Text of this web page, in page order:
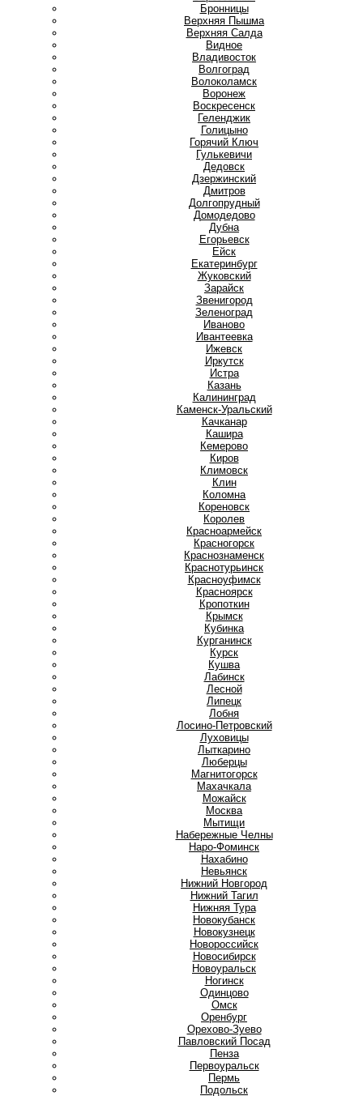
Бронницы
Верхняя Пышма
Верхняя Салда
Видное
Владивосток
Волгоград
Волоколамск
Воронеж
Воскресенск
Геленджик
Голицыно
Горячий Ключ
Гулькевичи
Дедовск
Дзержинский
Дмитров
Долгопрудный
Домодедово
Дубна
Егорьевск
Ейск
Екатеринбург
Жуковский
Зарайск
Звенигород
Зеленоград
Иваново
Ивантеевка
Ижевск
Иркутск
Истра
Казань
Калининград
Каменск-Уральский
Качканар
Кашира
Кемерово
Киров
Климовск
Клин
Коломна
Кореновск
Королев
Красноармейск
Красногорск
Краснознаменск
Краснотурьинск
Красноуфимск
Красноярск
Кропоткин
Крымск
Кубинка
Курганинск
Курск
Кушва
Лабинск
Лесной
Липецк
Лобня
Лосино-Петровский
Луховицы
Лыткарино
Люберцы
Магнитогорск
Махачкала
Можайск
Москва
Мытищи
Набережные Челны
Наро-Фоминск
Нахабино
Невьянск
Нижний Новгород
Нижний Тагил
Нижняя Тура
Новокубанск
Новокузнецк
Новороссийск
Новосибирск
Новоуральск
Ногинск
Одинцово
Омск
Оренбург
Орехово-Зуево
Павловский Посад
Пенза
Первоуральск
Пермь
Подольск